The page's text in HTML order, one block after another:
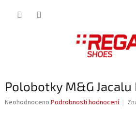
Polobotky M&G Jacalu
Průměrné
Neohodnoceno Podrobnosti hodnocení